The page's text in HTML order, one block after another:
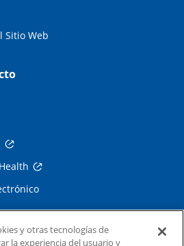
Sitio Web
y otras tecnologías de
la experiencia del usuario y